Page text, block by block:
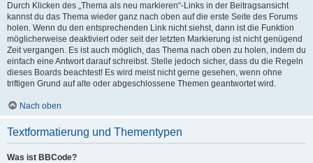
Durch Klicken des „Thema als neu markieren“-Links in der Beitragsansicht
kannst du das Thema wieder ganz nach oben auf die erste Seite des Forums
holen. Wenn du den entsprechenden Link nicht siehst, dann ist die Funktion
möglicherweise deaktiviert oder seit der letzten Markierung ist nicht genügend
Zeit vergangen. Es ist auch möglich, das Thema nach oben zu holen, indem du
einfach eine Antwort darauf schreibst. Stelle jedoch sicher, dass du die Regeln
dieses Boards beachtest! Es wird meist nicht gerne gesehen, wenn ohne
triftigen Grund auf alte oder abgeschlossene Themen geantwortet wird.
Nach oben
Textformatierung und Thementypen
Was ist BBCode?